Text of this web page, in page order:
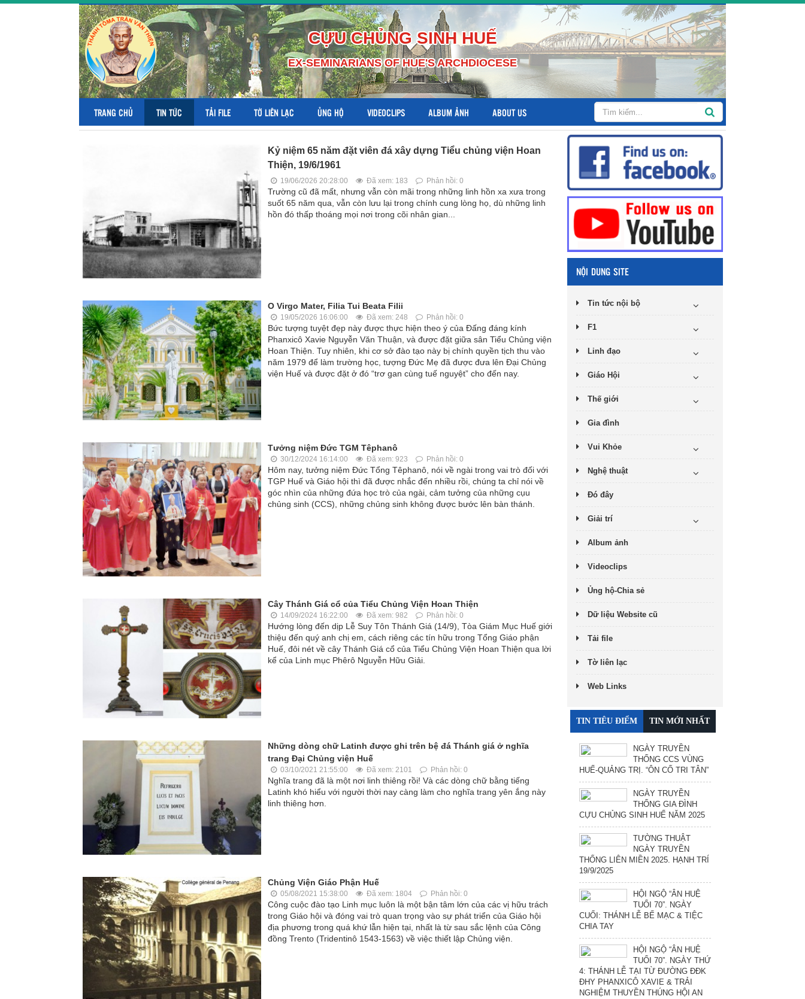
CỰU CHỦNG SINH HUẾ
EX-SEMINARIANS OF HUE'S ARCHDIOCESE
TRANG CHỦ TIN TỨC TẢI FILE TỜ LIÊN LẠC ỦNG HỘ VIDEOCLIPS ALBUM ẢNH ABOUT US
Kỷ niệm 65 năm đặt viên đá xây dựng Tiểu chủng viện Hoan
Thiện, 19/6/1961
19/06/2026 20:28:00 Đã xem: 183 Phản hồi: 0
Trường cũ đã mất, nhưng vẫn còn mãi trong những linh hồn xa xưa trong
suốt 65 năm qua, vẫn còn lưu lại trong chính cung lòng họ, dù những linh
hồn đó thấp thoáng mọi nơi trong cõi nhân gian...
O Virgo Mater, Filia Tui Beata Filii
19/05/2026 16:06:00 Đã xem: 248 Phản hồi: 0
Bức tượng tuyệt đẹp này được thực hiện theo ý của Đấng đáng kính
Phanxicô Xavie Nguyễn Văn Thuận, và được đặt giữa sân Tiểu Chủng viện
Hoan Thiện. Tuy nhiên, khi cơ sở đào tạo này bị chính quyền tịch thu vào
năm 1979 để làm trường học, tượng Đức Mẹ đã được đưa lên Đại Chủng
viện Huế và được đặt ở đó “trơ gan cùng tuế nguyệt” cho đến nay.
Tưởng niệm Đức TGM Têphanô
30/12/2024 16:14:00 Đã xem: 923 Phản hồi: 0
Hôm nay, tưởng niệm Đức Tổng Têphanô, nói về ngài trong vai trò đối với
TGP Huế và Giáo hội thì đã được nhắc đến nhiều rồi, chúng ta chỉ nói về
góc nhìn của những đứa học trò của ngài, cảm tưởng của những cụu
chủng sinh (CCS), những chủng sinh không được bước lên bàn thánh.
Cây Thánh Giá cổ của Tiểu Chủng Viện Hoan Thiện
14/09/2024 16:22:00 Đã xem: 982 Phản hồi: 0
Hướng lòng đến dịp Lễ Suy Tôn Thánh Giá (14/9), Tòa Giám Mục Huế giới
thiệu đến quý anh chị em, cách riêng các tín hữu trong Tổng Giáo phận
Huế, đôi nét về cây Thánh Giá cổ của Tiểu Chủng Viện Hoan Thiện qua lời
kể của Linh mục Phêrô Nguyễn Hữu Giải.
Những dòng chữ Latinh được ghi trên bệ đá Thánh giá ở nghĩa
trang Đại Chủng viện Huế
03/10/2021 21:55:00 Đã xem: 2101 Phản hồi: 0
Nghĩa trang đã là một nơi linh thiêng rồi! Và các dòng chữ bằng tiếng
Latinh khó hiểu với người thời nay càng làm cho nghĩa trang yên ắng này
linh thiêng hơn.
Chủng Viện Giáo Phận Huế
05/08/2021 15:38:00 Đã xem: 1804 Phản hồi: 0
Công cuộc đào tạo Linh mục luôn là một bận tâm lớn của các vị hữu trách
trong Giáo hội và đóng vai trò quan trọng vào sự phát triển của Giáo hội
địa phương trong quá khứ lẫn hiện tại, nhất là từ sau sắc lệnh của Công
đồng Trento (Tridentinô 1543-1563) về việc thiết lập Chủng viện.
NỘI DUNG SITE
Tin tức nội bộ
F1
Linh đạo
Giáo Hội
Thế giới
Gia đình
Vui Khỏe
Nghệ thuật
Đó đây
Giải trí
Album ảnh
Videoclips
Ủng hộ-Chia sẻ
Dữ liệu Website cũ
Tải file
Tờ liên lạc
Web Links
TIN TIÊU ĐIỂM TIN MỚI NHẤT
NGÀY TRUYỀN
THỐNG CCS VÙNG
HUẾ-QUẢNG TRỊ. “ÔN CỐ TRI TÂN”
NGÀY TRUYỀN
THỐNG GIA ĐÌNH
CỰU CHỦNG SINH HUẾ NĂM 2025
TƯỜNG THUẬT
NGÀY TRUYỀN
THỐNG LIÊN MIỀN 2025. HẠNH TRÍ
19/9/2025
HỘI NGỘ “ÂN HUỆ
TUỔI 70”. NGÀY
CUỐI: THÁNH LỄ BẾ MẠC & TIỆC
CHIA TAY
HỘI NGỘ “ÂN HUỆ
TUỔI 70”. NGÀY THỨ
4: THÁNH LỄ TẠI TỪ ĐƯỜNG ĐĐK
ĐHY PHANXICÔ XAVIE & TRẢI
NGHIỆM THUYỀN THÚNG HỘI AN